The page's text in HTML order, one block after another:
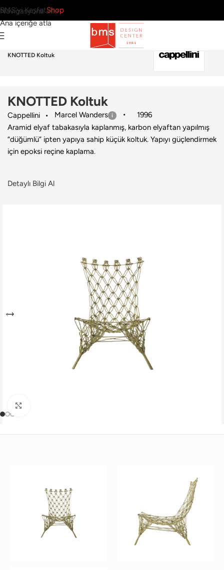
Navigasyona atla
Ana içeriğe atla
BMS’yi KeşfetShop
›Cappellini
KNOTTED Koltuk
KNOTTED Koltuk
Cappellini Marcel Wanders
1996
Aramid elyaf tabakasıyla kaplanmış, karbon elyaftan yapılmış
“düğümlü” ipten yapıya sahip küçük koltuk. Yapıyı güçlendirmek
için epoksi reçine kaplama.
Detaylı Bilgi Al